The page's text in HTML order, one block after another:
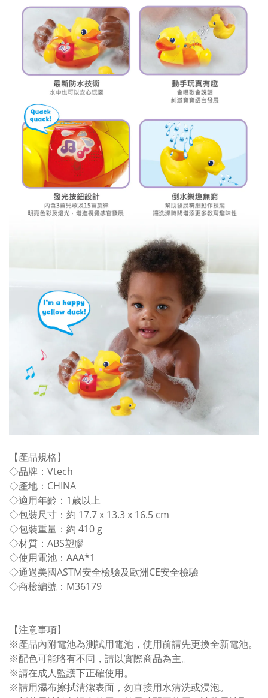
【產品規格】
◇品牌：Vtech
◇產地：CHINA
◇適用年齡：1歲以上
◇包裝尺寸：約 17.7 x 13.3 x 16.5 cm
◇包裝重量：約 410 g
◇材質：ABS塑膠
◇使用電池：AAA*1
◇通過美國ASTM安全檢驗及歐洲CE安全檢驗
◇商檢編號：M36179
【注意事項】
※產品內附電池為測試用電池，使用前請先更換全新電池。
※配色可能略有不同，請以實際商品為主。
※請在成人監護下正確使用。
※請用濕布擦拭清潔表面，勿直接用水清洗或浸泡。